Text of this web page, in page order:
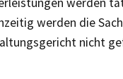
werden die
nicht